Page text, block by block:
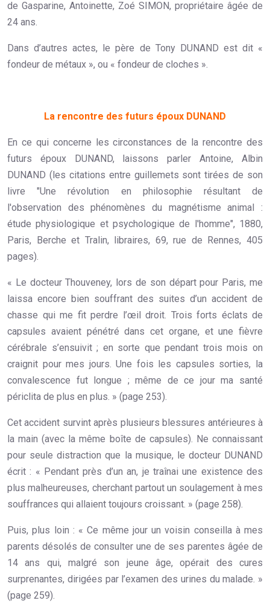
de Gasparine, Antoinette, Zoé SIMON, propriétaire âgée de
24 ans.
Dans d’autres actes, le père de Tony DUNAND est dit «
fondeur de métaux », ou « fondeur de cloches ».
La rencontre des futurs époux DUNAND
En ce qui concerne les circonstances de la rencontre des
futurs époux DUNAND, laissons parler Antoine, Albin
DUNAND (les citations entre guillemets sont tirées de son
livre "Une révolution en philosophie résultant de
l'observation des phénomènes du magnétisme animal :
étude physiologique et psychologique de l'homme", 1880,
Paris, Berche et Tralin, libraires, 69, rue de Rennes, 405
pages).
« Le docteur Thouveney, lors de son départ pour Paris, me
laissa encore bien souffrant des suites d’un accident de
chasse qui me fit perdre l’œil droit. Trois forts éclats de
capsules avaient pénétré dans cet organe, et une fièvre
cérébrale s’ensuivit ; en sorte que pendant trois mois on
craignit pour mes jours. Une fois les capsules sorties, la
convalescence fut longue ; même de ce jour ma santé
périclita de plus en plus. » (page 253).
Cet accident survint après plusieurs blessures antérieures à
la main (avec la même boîte de capsules). Ne connaissant
pour seule distraction que la musique, le docteur DUNAND
écrit : « Pendant près d’un an, je traînai une existence des
plus malheureuses, cherchant partout un soulagement à mes
souffrances qui allaient toujours croissant. » (page 258).
Puis, plus loin : « Ce même jour un voisin conseilla à mes
parents désolés de consulter une de ses parentes âgée de
14 ans qui, malgré son jeune âge, opérait des cures
surprenantes, dirigées par l’examen des urines du malade. »
(page 259).